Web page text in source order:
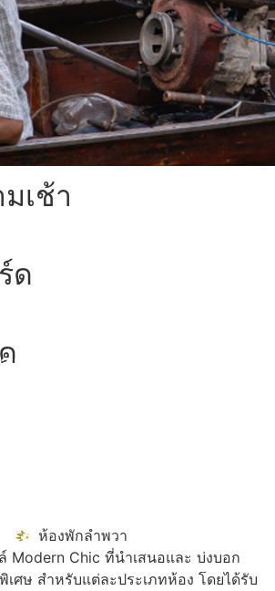
ร้อยลำพู ดูพระจันทร์
เช้า
ด
ห้องพักลำพวา
Modern Chic ที่นำเสนอและ บ่งบอก
เศษ สำหรับแต่ละประเภทห้อง โดยได้รับ
ยวรอบรีสอร์ท